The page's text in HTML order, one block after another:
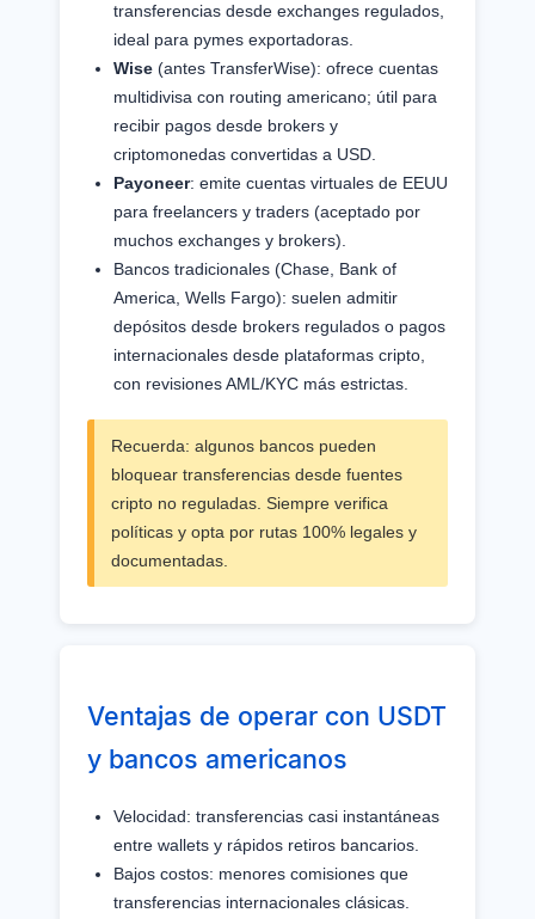
transferencias desde exchanges regulados,
ideal para pymes exportadoras.
Wise (antes TransferWise): ofrece cuentas
multidivisa con routing americano; útil para
recibir pagos desde brokers y
criptomonedas convertidas a USD.
Payoneer: emite cuentas virtuales de EEUU
para freelancers y traders (aceptado por
muchos exchanges y brokers).
Bancos tradicionales (Chase, Bank of
America, Wells Fargo): suelen admitir
depósitos desde brokers regulados o pagos
internacionales desde plataformas cripto,
con revisiones AML/KYC más estrictas.
Recuerda: algunos bancos pueden
bloquear transferencias desde fuentes
cripto no reguladas. Siempre verifica
políticas y opta por rutas 100% legales y
documentadas.
Ventajas de operar con USDT
y bancos americanos
Velocidad: transferencias casi instantáneas
entre wallets y rápidos retiros bancarios.
Bajos costos: menores comisiones que
transferencias internacionales clásicas.